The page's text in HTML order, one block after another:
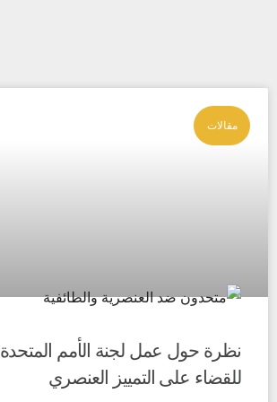
مقالات
نظرة حول عمل لجنة الأمم المتحدة
للقضاء على التمييز العنصري